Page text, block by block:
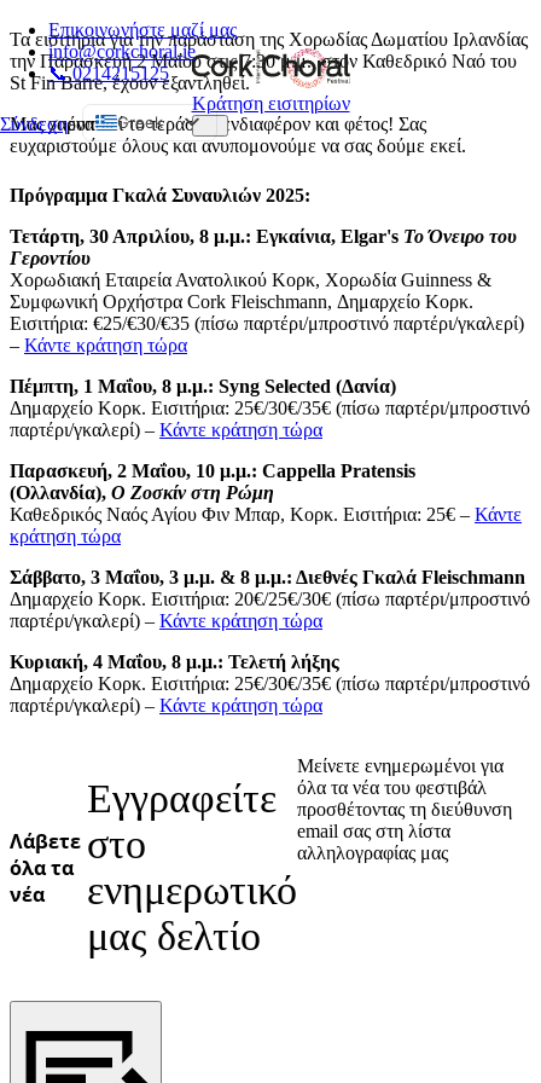
Επικοινωνήστε μαζί μας
info@corkchoral.ie
📞 0214215125
Σύνδεσηένα
Greek
English
Bulgarian
Czech
German
Spanish
French
Hungarian
Italian
Polish
Portuguese
Ukrainian
Κράτηση εισιτηρίων
Τα εισιτήρια για την παράσταση της Χορωδίας Δωματίου Ιρλανδίας
την Παρασκευή 2 Μαΐου στις 7:30 μ.μ., στον Καθεδρικό Ναό του
St Fin Barre, έχουν εξαντληθεί.
Μας χαροποιεί το τεράστιο ενδιαφέρον και φέτος! Σας
ευχαριστούμε όλους και ανυπομονούμε να σας δούμε εκεί.
Πρόγραμμα Γκαλά Συναυλιών 2025:
Τετάρτη, 30 Απριλίου, 8 μ.μ.: Εγκαίνια, Elgar's Το Όνειρο του
Γεροντίου
Χορωδιακή Εταιρεία Ανατολικού Κορκ, Χορωδία Guinness &
Συμφωνική Ορχήστρα Cork Fleischmann, Δημαρχείο Κορκ.
Εισιτήρια: €25/€30/€35 (πίσω παρτέρι/μπροστινό παρτέρι/γκαλερί)
– Κάντε κράτηση τώρα
Πέμπτη, 1 Μαΐου, 8 μ.μ.: Syng Selected (Δανία)
Δημαρχείο Κορκ. Εισιτήρια: 25€/30€/35€ (πίσω παρτέρι/μπροστινό
παρτέρι/γκαλερί) – Κάντε κράτηση τώρα
Παρασκευή, 2 Μαΐου, 10 μ.μ.: Cappella Pratensis
(Ολλανδία), Ο Ζοσκίν στη Ρώμη
Καθεδρικός Ναός Αγίου Φιν Μπαρ, Κορκ. Εισιτήρια: 25€ – Κάντε
κράτηση τώρα
Σάββατο, 3 Μαΐου, 3 μ.μ. & 8 μ.μ.: Διεθνές Γκαλά Fleischmann
Δημαρχείο Κορκ. Εισιτήρια: 20€/25€/30€ (πίσω παρτέρι/μπροστινό
παρτέρι/γκαλερί) – Κάντε κράτηση τώρα
Κυριακή, 4 Μαΐου, 8 μ.μ.: Τελετή λήξης
Δημαρχείο Κορκ. Εισιτήρια: 25€/30€/35€ (πίσω παρτέρι/μπροστινό
παρτέρι/γκαλερί) – Κάντε κράτηση τώρα
Λάβετε
όλα τα
νέα
Εγγραφείτε
στο
ενημερωτικό
μας δελτίο
Μείνετε ενημερωμένοι για
όλα τα νέα του φεστιβάλ
προσθέτοντας τη διεύθυνση
email σας στη λίστα
αλληλογραφίας μας